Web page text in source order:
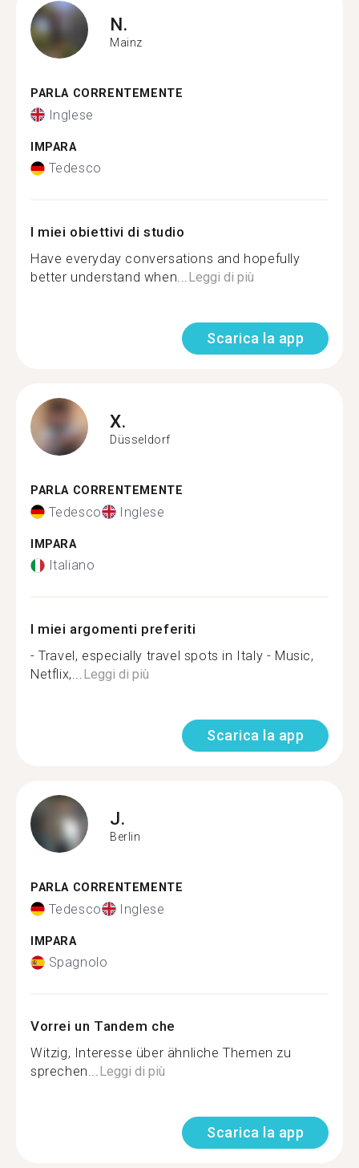
N.
Mainz
PARLA CORRENTEMENTE
Inglese
IMPARA
Tedesco
I miei obiettivi di studio
Have everyday conversations and hopefully
better understand when...Leggi di più
Scarica la app
X.
Düsseldorf
PARLA CORRENTEMENTE
Tedesco Inglese
IMPARA
Italiano
I miei argomenti preferiti
- Travel, especially travel spots in Italy - Music,
Netflix,...Leggi di più
Scarica la app
J.
Berlin
PARLA CORRENTEMENTE
Tedesco Inglese
IMPARA
Spagnolo
Vorrei un Tandem che
Witzig, Interesse über ähnliche Themen zu
sprechen...Leggi di più
Scarica la app